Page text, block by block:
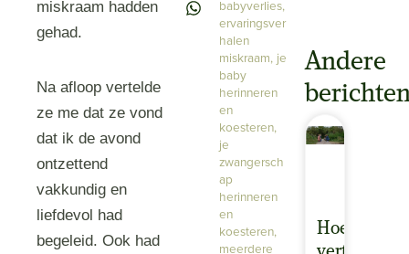
miskraam hadden
gehad.
Na afloop vertelde
ze me dat ze vond
dat ik de avond
ontzettend
vakkundig en
liefdevol had
begeleid. Ook had
babyverlies,
ervaringsver
halen
miskraam, je
baby
herinneren
en
koesteren,
je
zwangersch
ap
herinneren
en
koesteren,
meerdere
Andere
Hoe